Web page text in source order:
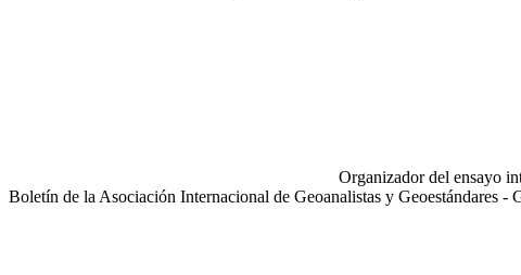
Organizador del ensayo
Boletín de la Asociación Internacional de Geoanalistas y Geoestándares -